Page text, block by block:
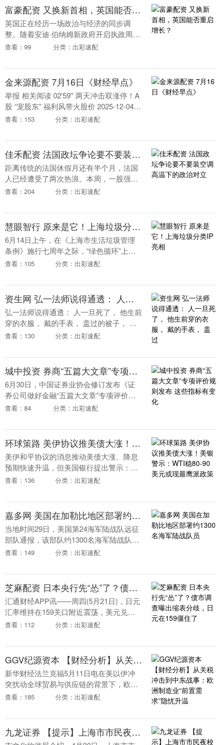
富豪配资 又换新首相，英国能否重启增长？
英国正在经历一场政治与经济的同步调
整。随着安迪·伯纳姆新政府开启执政周
期，英国经济也站在新的十字路口。 当地
会上宣布，安迪....
查看：99 分类：出彩速配
金来源配资 7月16日《财经早点》
举报 相关阅读 02'59'' 两天冲击双涨停！A
股 “宠股东” 福利风带火股价 2025-12-04
08:52 59'56....
查看：153 分类：出彩速配
佳禾配资 法国政坛争论要不要装空调 高温下的政治对立
距离传统的法国休假月还有半个月，法国
人已经遭受了两次热浪。本周，一股强烈
的热浪席卷了从波尔多到南特等多个城
天气的频繁出现，....
查看：204 分类：出彩速配
慧眼智行 原来是它！上海垃圾分类IP亮相
6月14日上午，在《上海市生活垃圾管理
条例》施行七周年之际，“绿色循环”上海
市垃圾分类志愿服务宣传日（普陀站）在
垃圾分类IP....
查看：105 分类：出彩速配
资生网 弘一法师说得通透： 人一旦死了， 他生前穿的衣服， 戴的手表， 盖过
弘一法师说得通透： 人一旦死了， 他生前
穿的衣服， 戴的手表， 盖过的被子， 睡
过的床， 用过的洗漱用品。 那些贴身的东
钱，....
查看：130 分类：出彩速配
城中投资 券商“五篇大文章”专项评价规则发布 这些指标有变化
6月30日，中国证券业协会修订发布《证
券公司做好金融“五篇大文章”专项评价办
法》（以下简称《评价办法》），对评价
会表示，此次....
查看：84 分类：出彩速配
环球策路 美伊协议推美债大涨！美银警示：WTI稳80-90美元或现最鹰派政策
美伊和平协议的消息推动美债大涨、降息
预期快速升温，但美国银行提出警示：市
场的鸽派解读可能是一厢情愿。若协议促
最偏鹰派的货币政....
查看：136 分类：出彩速配
嘉多网 美国在加勒比地区部署约1300名海军陆战队员
当地时间29日，美国第24海军陆战队远征
部队通报，该部队约1300名海军陆战队员
及相关人员已完成部署，接替此前执行任
务。 针....
查看：149 分类：出彩速配
芝麻配资 日本央行先“怂”了？债市调查曝出缩表分歧，日元在159僵住了
汇通财经APP讯——周四(5月21日)，日元
汇率维持在159关口附近震荡，美元兑日
元最新报价约159.095。伴随日本国债市场
查看：112 分类：出彩速配
GGV纪源资本 【财经分析】从关税冲击到中东战事：欧洲制造业“前置需求”隐忧升温
新华财经法兰克福5月11日电在美以伊冲
突扰动全球贸易与供应链的背景下，欧洲
制造业近期出现一轮“反直觉”回暖。4月，
创近四....
查看：185 分类：出彩速配
九龙证券 【提示】上海市市民夜校一站式报名平台上线试运行